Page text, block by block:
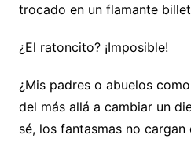
trocado en un flamante
¿El ratoncito? ¡Imposible!
¿Mis padres o abuelos
del más allá a cambiar un
sé, los fantasmas no cargan